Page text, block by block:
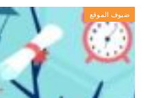
ضيوف الموقع